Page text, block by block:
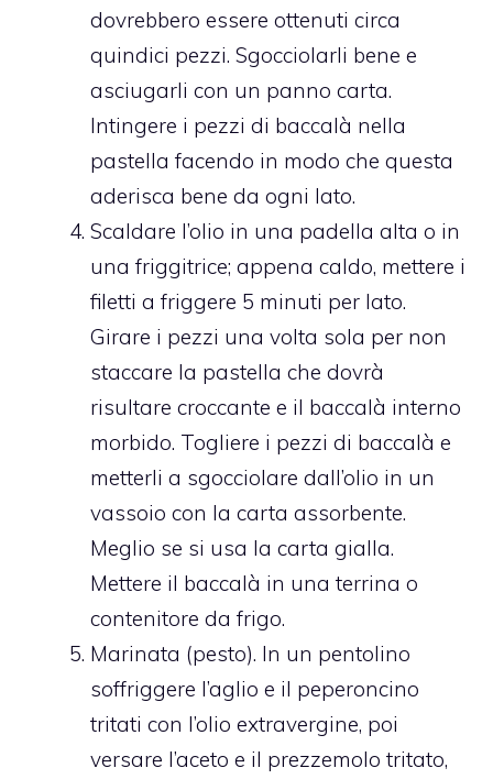
dovrebbero essere ottenuti circa
quindici pezzi. Sgocciolarli bene e
asciugarli con un panno carta.
Intingere i pezzi di baccalà nella
pastella facendo in modo che questa
aderisca bene da ogni lato.
Scaldare l’olio in una padella alta o in
una friggitrice; appena caldo, mettere i
filetti a friggere 5 minuti per lato.
Girare i pezzi una volta sola per non
staccare la pastella che dovrà
risultare croccante e il baccalà interno
morbido. Togliere i pezzi di baccalà e
metterli a sgocciolare dall’olio in un
vassoio con la carta assorbente.
Meglio se si usa la carta gialla.
Mettere il baccalà in una terrina o
contenitore da frigo.
Marinata (pesto). In un pentolino
soffriggere l’aglio e il peperoncino
tritati con l’olio extravergine, poi
versare l’aceto e il prezzemolo tritato,